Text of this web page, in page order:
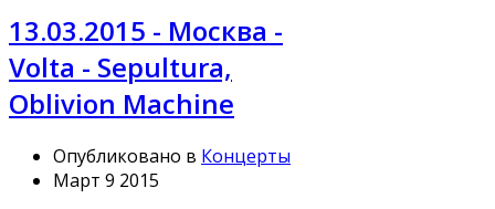
13.03.2015 - Москва -
Volta - Sepultura,
Oblivion Machine
Опубликовано в Концерты
Март 9 2015